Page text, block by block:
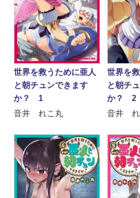
世界を救うために亜人
と朝チュンできます
か？ 1
音井 れこ丸
世界を
と朝チ
か？ 2
音井 れ